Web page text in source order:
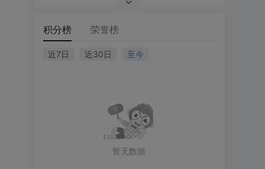
积分榜 荣誉榜
近7日 近30日 至今
暂无数据